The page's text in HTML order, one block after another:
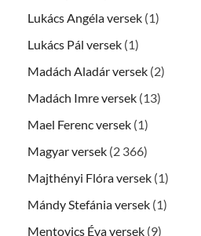
Lukács Angéla versek (1)
Lukács Pál versek (1)
Madách Aladár versek (2)
Madách Imre versek (13)
Mael Ferenc versek (1)
Magyar versek (2 366)
Majthényi Flóra versek (1)
Mándy Stefánia versek (1)
Mentovics Éva versek (9)